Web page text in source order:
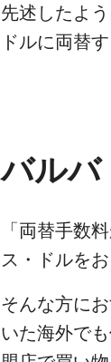
先述したよ
ドルに両替
バルバ
「両替手数
ス・ドルを
そんな方にお
いた海外で